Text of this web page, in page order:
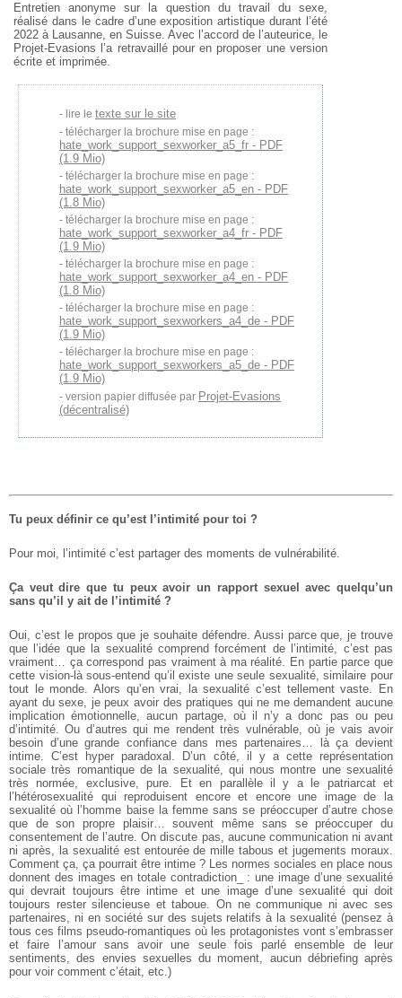
Entretien anonyme sur la question du travail du sexe,
réalisé dans le cadre d’une exposition artistique durant l’été
2022 à Lausanne, en Suisse. Avec l’accord de l’auteurice, le
Projet-Evasions l’a retravaillé pour en proposer une version
écrite et imprimée.
lire le texte sur le site
télécharger la brochure mise en page :
hate_work_support_sexworker_a5_fr - PDF
(1.9 Mio)
télécharger la brochure mise en page :
hate_work_support_sexworker_a5_en - PDF
(1.8 Mio)
télécharger la brochure mise en page :
hate_work_support_sexworker_a4_fr - PDF
(1.9 Mio)
télécharger la brochure mise en page :
hate_work_support_sexworker_a4_en - PDF
(1.8 Mio)
télécharger la brochure mise en page :
hate_work_support_sexworkers_a4_de - PDF
(1.9 Mio)
télécharger la brochure mise en page :
hate_work_support_sexworkers_a5_de - PDF
(1.9 Mio)
version papier diffusée par Projet-Evasions
(décentralisé)
Tu peux déﬁnir ce qu’est l’intimité pour toi ?
Pour moi, l’intimité c’est partager des moments de vulnérabilité.
Ça veut dire que tu peux avoir un rapport sexuel avec quelqu’un
sans qu’il y ait de l’intimité ?
Oui, c’est le propos que je souhaite défendre. Aussi parce que, je trouve
que l’idée que la sexualité comprend forcément de l’intimité, c’est pas
vraiment… ça correspond pas vraiment à ma réalité. En partie parce que
cette vision-là sous-entend qu’il existe une seule sexualité, similaire pour
tout le monde. Alors qu’en vrai, la sexualité c’est tellement vaste. En
ayant du sexe, je peux avoir des pratiques qui ne me demandent aucune
implication émotionnelle, aucun partage, où il n’y a donc pas ou peu
d’intimité. Ou d’autres qui me rendent très vulnérable, où je vais avoir
besoin d’une grande confiance dans mes partenaires… là ça devient
intime. C’est hyper paradoxal. D’un côté, il y a cette représentation
sociale très romantique de la sexualité, qui nous montre une sexualité
très normée, exclusive, pure. Et en parallèle il y a le patriarcat et
l’hétérosexualité qui reproduisent encore et encore une image de la
sexualité où l’homme baise la femme sans se préoccuper d’autre chose
que de son propre plaisir… souvent même sans se préoccuper du
consentement de l’autre. On discute pas, aucune communication ni avant
ni après, la sexualité est entourée de mille tabous et jugements moraux.
Comment ça, ça pourrait être intime ? Les normes sociales en place nous
donnent des images en totale contradiction_ : une image d’une sexualité
qui devrait toujours être intime et une image d’une sexualité qui doit
toujours rester silencieuse et taboue. On ne communique ni avec ses
partenaires, ni en société sur des sujets relatifs à la sexualité (pensez à
tous ces films pseudo-romantiques où les protagonistes vont s’embrasser
et faire l’amour sans avoir une seule fois parlé ensemble de leur
sentiments, des envies sexuelles du moment, aucun débriefing après
pour voir comment c’était, etc.)